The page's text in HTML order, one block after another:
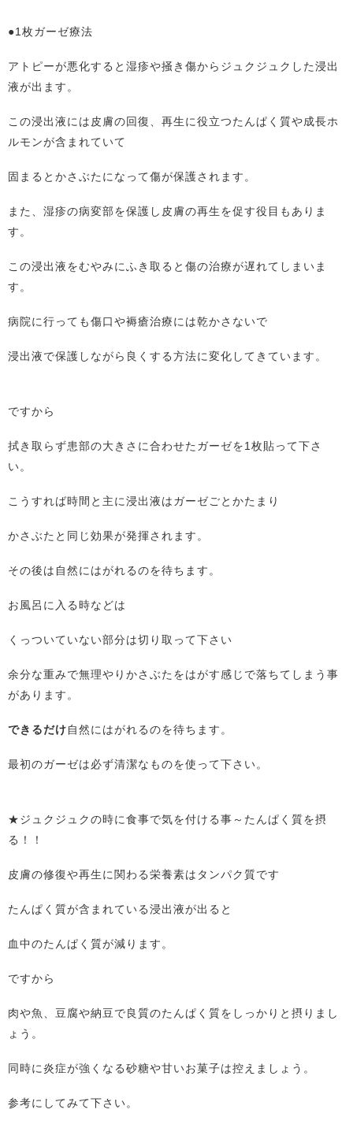
●1枚ガーゼ療法
アトピーが悪化すると湿疹や掻き傷からジュクジュクした浸出
液が出ます。
この浸出液には皮膚の回復、再生に役立つたんぱく質や成長ホ
ルモンが含まれていて
固まるとかさぶたになって傷が保護されます。
また、湿疹の病変部を保護し皮膚の再生を促す役目もありま
す。
この浸出液をむやみにふき取ると傷の治療が遅れてしまいま
す。
病院に行っても傷口や褥瘡治療には乾かさないで
浸出液で保護しながら良くする方法に変化してきています。
ですから
拭き取らず患部の大きさに合わせたガーゼを1枚貼って下さ
い。
こうすれば時間と主に浸出液はガーゼごとかたまり
かさぶたと同じ効果が発揮されます。
その後は自然にはがれるのを待ちます。
お風呂に入る時などは
くっついていない部分は切り取って下さい
余分な重みで無理やりかさぶたをはがす感じで落ちてしまう事
があります。
できるだけ自然にはがれるのを待ちます。
最初のガーゼは必ず清潔なものを使って下さい。
★ジュクジュクの時に食事で気を付ける事～たんぱく質を摂
る！！
皮膚の修復や再生に関わる栄養素はタンパク質です
たんぱく質が含まれている浸出液が出ると
血中のたんぱく質が減ります。
ですから
肉や魚、豆腐や納豆で良質のたんぱく質をしっかりと摂りまし
ょう。
同時に炎症が強くなる砂糖や甘いお菓子は控えましょう。
参考にしてみて下さい。